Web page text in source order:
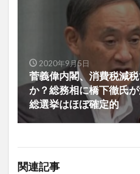
2020年9月5日
菅義偉内閣、消費税減
か？総務相に橋下徹氏
総選挙はほぼ確定的
関連記事